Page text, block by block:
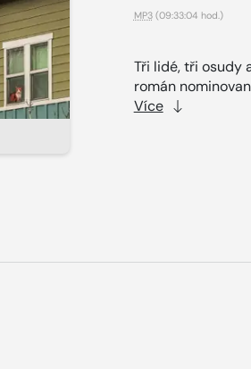
MP3(09:33:04 hod.)
Tři lidé, tři osudy
román
Více